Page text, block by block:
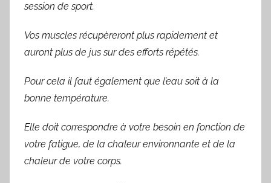
session de sport.
Vos muscles récupèreront plus rapidement et
auront plus de jus sur des efforts répétés.
Pour cela il faut également que l’eau soit à la
bonne température.
Elle doit correspondre à votre besoin en fonction de
votre fatigue, de la chaleur environnante et de la
chaleur de votre corps.